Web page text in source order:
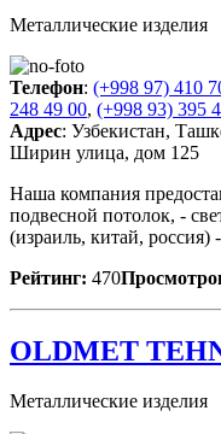
Металлические изделия
Телефон: (+998 97) 410
248 49 00, (+998 93) 395
Адрес: Узбекистан,
Ширин улица, дом 125
Наша компания
подвесной потолок, -
(израиль, китай, россия)
Рейтинг: 470
OLDMET
Металлические изделия